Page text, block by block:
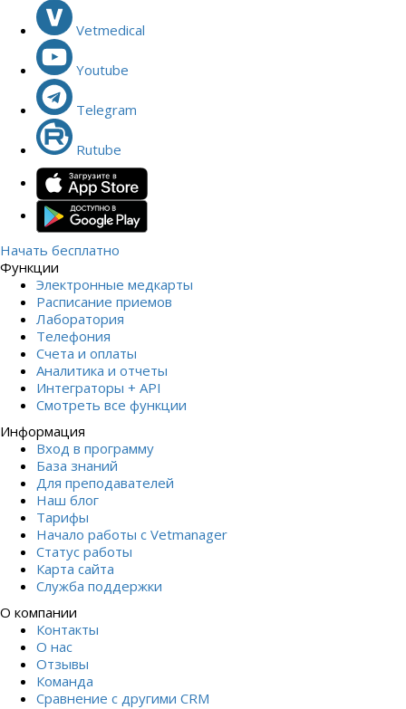
Vetmedical
Youtube
Telegram
Rutube
Начать бесплатно
Функции
Электронные медкарты
Расписание приемов
Лаборатория
Телефония
Счета и оплаты
Аналитика и отчеты
Интеграторы + API
Смотреть все функции
Информация
Вход в программу
База знаний
Для преподавателей
Наш блог
Тарифы
Начало работы с Vetmanager
Статус работы
Карта сайта
Служба поддержки
О компании
Контакты
О нас
Отзывы
Команда
Сравнение с другими СRM